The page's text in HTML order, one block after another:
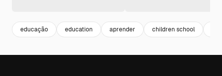
educação education aprender children school